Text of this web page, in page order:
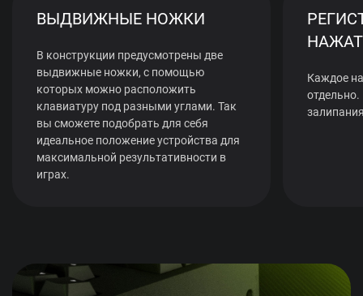
ВЫДВИЖНЫЕ НОЖКИ
В конструкции предусмотрены две
выдвижные ножки, с помощью
которых можно расположить
клавиатуру под разными углами. Так
вы сможете подобрать для себя
идеальное положение устройства для
максимальной результативности в
играх.
Каждое